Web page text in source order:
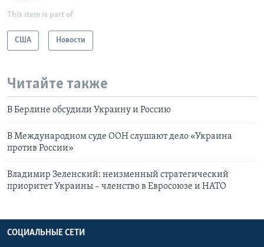
This item is part of
США Новости
Читайте также
В Берлине обсудили Украину и Россию
В Международном суде ООН слушают дело «Украина
против России»
Владимир Зеленский: неизменный стратегический
приоритет Украины – членство в Евросоюзе и НАТО
СОЦИАЛЬНЫЕ СЕТИ